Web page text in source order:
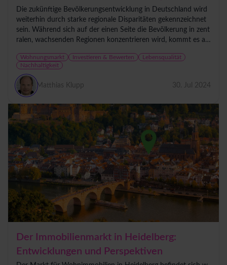
Die zukünftige Bevölkerungsentwicklung in Deutschland wird
weiterhin durch starke regionale Disparitäten gekennzeichnet
sein. Während sich auf der einen Seite die Bevölkerung in zent
ralen, wachsenden Regionen konzentrieren wird, kommt es au
Wohnungsmarkt Investieren & Bewerten
Lebensqualität
Nachhaltigkeit
Matthias Klupp 30. Jul 2024
Der Immobilienmarkt in Heidelberg:
Entwicklungen und Perspektiven